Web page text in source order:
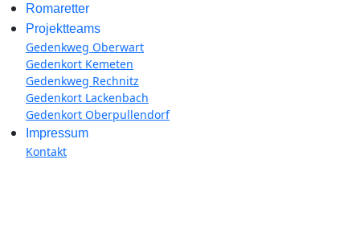
Romaretter
Projektteams
Gedenkweg Oberwart
Gedenkort Kemeten
Gedenkweg Rechnitz
Gedenkort Lackenbach
Gedenkort Oberpullendorf
Impressum
Kontakt